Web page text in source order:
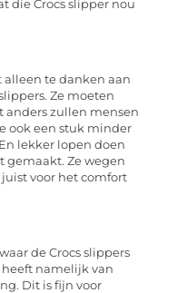
die Crocs slipper nou
te danken aan
Ze moeten
anders zullen mensen
ook een stuk minder
lekker lopen doen
gemaakt. Ze wegen
voor het comfort
de Crocs slippers
namelijk van
Dit is fijn voor